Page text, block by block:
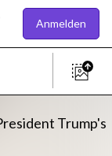
Anmelden
Trump's